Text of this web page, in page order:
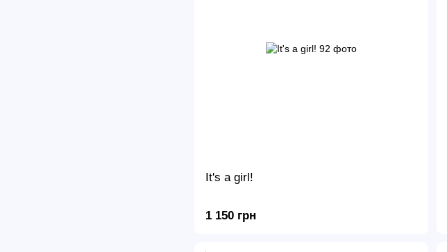
It's a girl!
1 150 грн